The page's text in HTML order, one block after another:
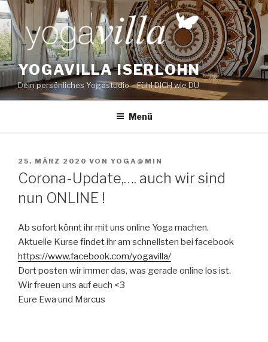
Zum
Inhalt
springen
YOGAVILLA ISERLOHN
Dein persönliches Yogastudio – Fühl DICH wie DU
Menü
VERÖFFENTLICHT
AM
25. MÄRZ 2020 VON YOGA@MIN
Corona-Update,…. auch wir sind
nun ONLINE !
Ab sofort könnt ihr mit uns online Yoga machen.
Aktuelle Kurse findet ihr am schnellsten bei facebook
https://www.facebook.com/yogavilla/
Dort posten wir immer das, was gerade online los ist.
Wir freuen uns auf euch <3
Eure Ewa und Marcus